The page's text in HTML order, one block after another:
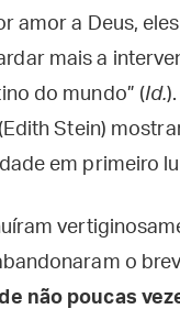
amor a Deus,
mais a
do mundo” (Id.
Stein)
em primeiro
o
não poucas